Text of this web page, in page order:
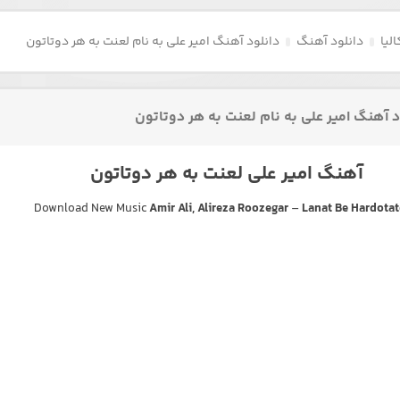
دانلود آهنگ دانلود آهنگ امیر علی به نام لعنت به هر دوتاتون
آهنگ امیر علی به نام لعنت به هر دوتاتون
آهنگ امیر علی لعنت به هر دوتاتون
Download New MusicAmir Ali, Alireza Roozegar– Lanat Be